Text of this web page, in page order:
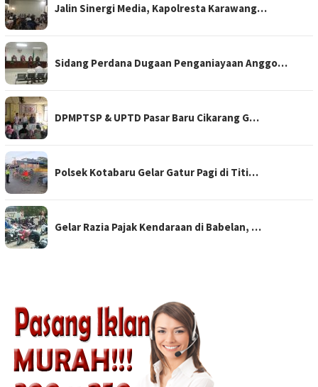
Jalin Sinergi Media, Kapolresta Karawang…
Sidang Perdana Dugaan Penganiayaan Anggo…
DPMPTSP & UPTD Pasar Baru Cikarang G…
Polsek Kotabaru Gelar Gatur Pagi di Titi…
Gelar Razia Pajak Kendaraan di Babelan, …